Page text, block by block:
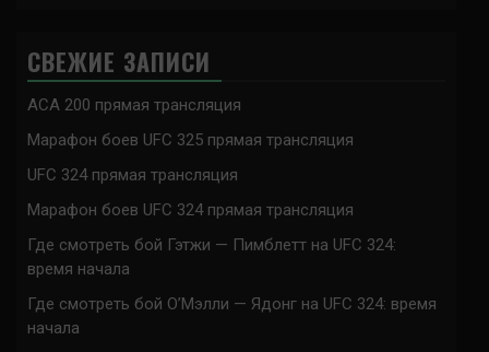
СВЕЖИЕ ЗАПИСИ
ACA 200 прямая трансляция
Марафон боев UFC 325 прямая трансляция
UFC 324 прямая трансляция
Марафон боев UFC 324 прямая трансляция
Где смотреть бой Гэтжи — Пимблетт на UFC 324:
время начала
Где смотреть бой О’Мэлли — Ядонг на UFC 324: время
начала